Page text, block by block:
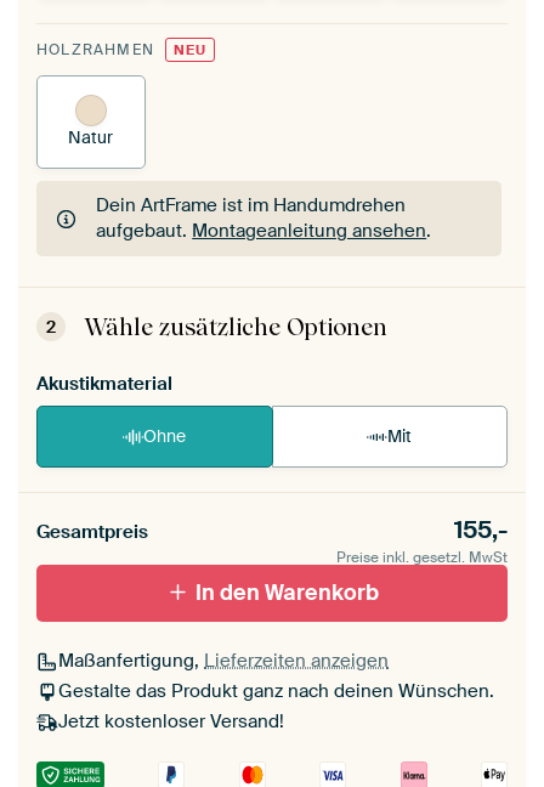
HOLZRAHMEN NEU
Natur
Dein ArtFrame ist im Handumdrehen
aufgebaut. Montageanleitung ansehen.
Dein ArtFrame ist im Handumdrehen
aufgebaut.Montageanleitung ansehen
2 Wähle zusätzliche Optionen
Akustikmaterial
Ohne Mit
Gesamtpreis 155,-
Preise inkl. gesetzl. MwSt
In den Warenkorb
Maßanfertigung, Lieferzeiten anzeigen
Gestalte das Produkt ganz nach deinen Wünschen.
Jetzt kostenloser Versand!